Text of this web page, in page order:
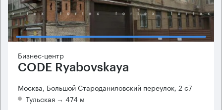
Бизнес-центр
CODE Ryabovskaya
Москва, Большой Староданиловский переулок, 2 с7
Тульская → 474 м